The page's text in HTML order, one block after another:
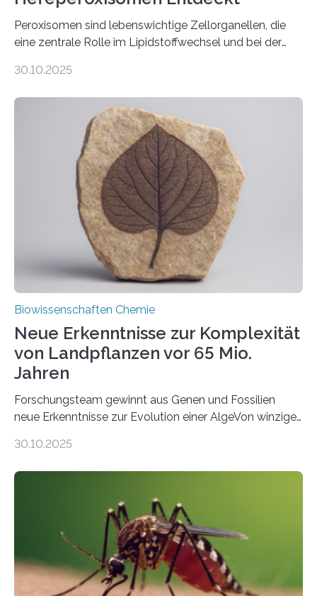
Peroxisomen sind lebenswichtige Zellorganellen, die
eine zentrale Rolle im Lipidstoffwechsel und bei der
erfüllen können, müssen zahlreiche Enzyme präzise in
der Ruhr-Universität Bochum um Prof. Dr. Ralf Erdmann
und Dr. Ismaila Francis Yusuf hat nun einen bislang
unbekannten Qualitätskontrollmechanismus des
peroxisomalen Proteintransports in der Bäckerhefe
Saccharomyces cerevisiae entdeckt, der für die
Funktionsfähigkeit der Organellen entscheidend ist. Die
Studie wurde am 28. Oktober 2025 in der
Fachzeitschrift…
30.10.2025
Biowissenschaften Chemie
Neue Erkenntnisse zur Komplexität
von Landpflanzen vor 65 Mio.
Jahren
Forschungsteam gewinnt aus Genen und Fossilien
neue Erkenntnisse zur Evolution einer AlgeVon winzigen
Landpflanzen zählen zu den komplexesten
Grünalgen, die vor Hunderten von Millionen Jahren
lebten. Unter den Vorfahren sticht eine Gruppe heraus,
die noch heute in der Natur vorkommt: die
Süßwasseralge Coleochaetophyceae. Einige Arten
dieser Gruppe bilden aus Zellfäden dichte Geflechte
mit scheibenförmiger Gestalt. Was auffällig ist: Die
30.10.2025